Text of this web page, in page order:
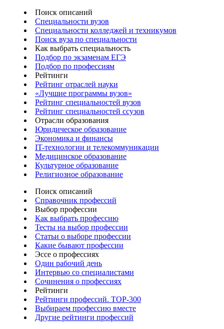
Поиск описаний
Специальности вузов
Специальности колледжей и техникумов
Поиск вуза по специальности
Как выбрать специальность
Подбор по экзаменам ЕГЭ
Подбор по профессиям
Рейтинги
Рейтинг отраслей науки
«Лучшие программы вузов»
Рейтинг специальностей вузов
Рейтинг специальностей ссузов
Отрасли образования
Юридическое образование
Экономика и финансы
IT-технологии и телекоммуникации
Медицинское образование
Культурное образование
Религиозное образование
Поиск описаний
Справочник профессий
Выбор профессии
Как выбрать профессию
Тесты на выбор профессии
Статьи о выборе профессии
Какие бывают профессии
Эссе о профессиях
Один рабочий день
Интервью со специалистами
Сочинения о профессиях
Рейтинги
Рейтинги профессий. TOP-300
Выбираем профессию вместе
Другие рейтинги профессий